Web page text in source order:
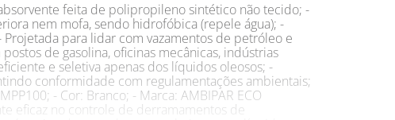
feita de polipropileno sintético não tecido; -
nem mofa, sendo hidrofóbica (repele água); -
Projetada para lidar com vazamentos de petróleo e
de gasolina, oficinas mecânicas, indústrias
e seletiva apenas dos líquidos oleosos; -
conformidade com regulamentações ambientais;
- Cor: Branco; - Marca: AMBIPAR ECO
eficaz no controle de derramamentos de